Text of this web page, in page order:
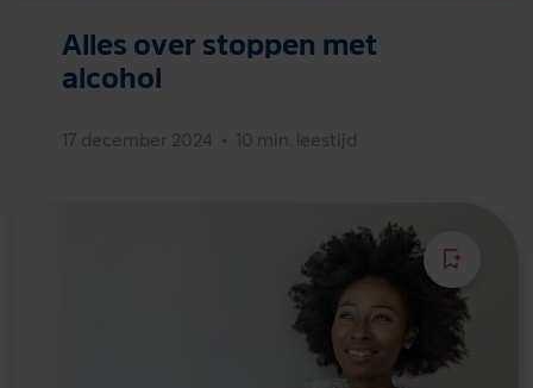
Alles over stoppen met
alcohol
17 december 2024 • 10 min. leestijd